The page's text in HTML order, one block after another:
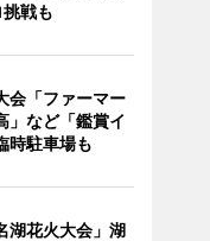
戦も
会「ファーマー
」など「鑑賞イ
時駐車場も
湖花火大会」湖